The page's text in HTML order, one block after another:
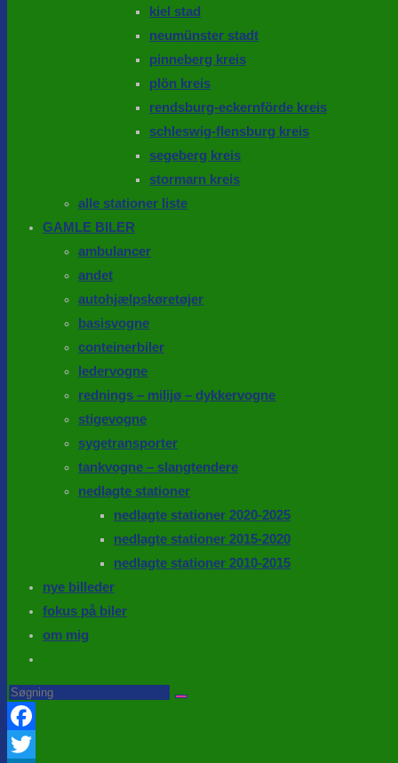
kiel stad
neumünster stadt
pinneberg kreis
plön kreis
rendsburg-eckernförde kreis
schleswig-flensburg kreis
segeberg kreis
stormarn kreis
alle stationer liste
GAMLE BILER
ambulancer
andet
autohjælpskøretøjer
basisvogne
conteinerbiler
ledervogne
rednings – milijø – dykkervogne
stigevogne
sygetransporter
tankvogne – slangtendere
nedlagte stationer
nedlagte stationer 2020-2025
nedlagte stationer 2015-2020
nedlagte stationer 2010-2015
nye billeder
fokus på biler
om mig
website
Search
this
website
Facebook